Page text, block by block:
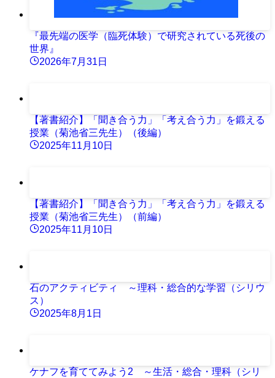
『最先端の医学（臨死体験）で研究されている死後の
世界』
2026年7月31日
【著書紹介】「聞き合う力」「考え合う力」を鍛える
授業（菊池省三先生）（後編）
2025年11月10日
【著書紹介】「聞き合う力」「考え合う力」を鍛える
授業（菊池省三先生）（前編）
2025年11月10日
石のアクティビティ ～理科・総合的な学習（シリウ
ス）
2025年8月1日
ケナフを育ててみよう2 ～生活・総合・理科（シリ